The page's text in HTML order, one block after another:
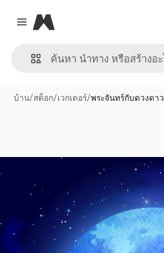
Close menu
Magnific
บ้าน/สต็อก/เวกเตอร์/พระจันทร์กับดวงดาว